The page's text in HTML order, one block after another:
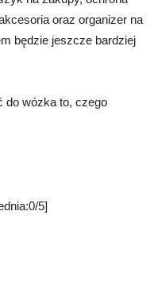
oraz organizer na
będzie jeszcze bardziej
do wózka to, czego
5]